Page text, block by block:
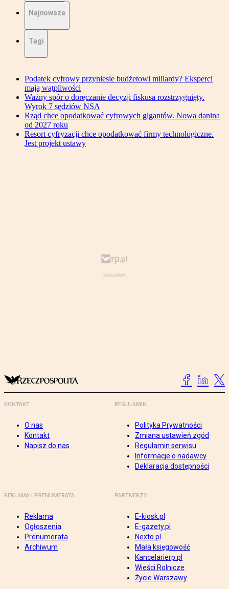
Najnowsze
Tagi
Podatek cyfrowy przyniesie budżetowi miliardy? Eksperci
mają wątpliwości
Ważny spór o doręczanie decyzji fiskusa rozstrzygnięty.
Wyrok 7 sędziów NSA
Rząd chce opodatkować cyfrowych gigantów. Nowa danina
od 2027 roku
Resort cyfryzacji chce opodatkować firmy technologiczne.
Jest projekt ustawy
KONTAKT
O nas
Kontakt
Napisz do nas
REGULAMIN
Polityka Prywatności
Zmiana ustawień zgód
Regulamin serwisu
Informacje o nadawcy
Deklaracja dostępności
REKLAMA I PRENUMERATA
Reklama
Ogłoszenia
Prenumerata
Archiwum
PARTNERZY
E-kiosk.pl
E-gazety.pl
Nexto.pl
Mała księgowość
Kancelarierp.pl
Wieści Rolnicze
Życie Warszawy